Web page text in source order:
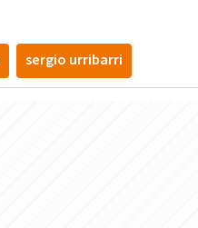
sergio urribarri